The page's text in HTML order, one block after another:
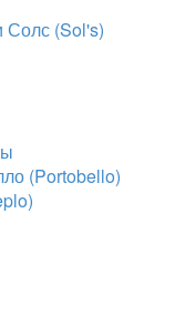
Солс (Sol's)
(Portobello)